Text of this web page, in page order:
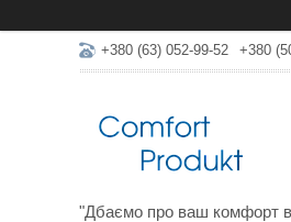
+380 (63) 052-99-52 +380
"Дбаємо про ваш комфорт в